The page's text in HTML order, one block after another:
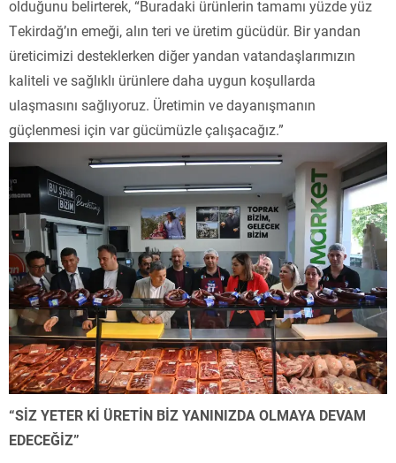
olduğunu belirterek, “Buradaki ürünlerin tamamı yüzde yüz
Tekirdağ’ın emeği, alın teri ve üretim gücüdür. Bir yandan
üreticimizi desteklerken diğer yandan vatandaşlarımızın
kaliteli ve sağlıklı ürünlere daha uygun koşullarda
ulaşmasını sağlıyoruz. Üretimin ve dayanışmanın
güçlenmesi için var gücümüzle çalışacağız.”
“SİZ YETER Kİ ÜRETİN BİZ YANINIZDA OLMAYA DEVAM
EDECEĞİZ”